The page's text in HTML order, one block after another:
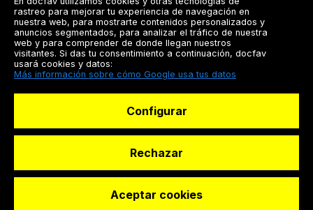
Registrarse
Docfav
© Dashboard Technologies S.L
rastreo para mejorar tu experiencia de navegación en
nuestra web, para mostrarte contenidos personalizados y
anuncios segmentados, para analizar el tráfico de nuestra
web y para comprender de donde llegan nuestros
visitantes. Si das tu consentimiento a continuación, docfav
usará cookies y datos:
Más información sobre cómo Google usa tus datos
Configurar
Rechazar
Aceptar cookies